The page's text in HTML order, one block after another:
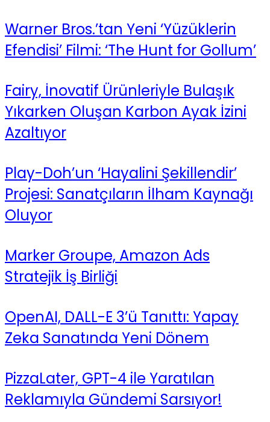
Warner Bros.’tan Yeni ‘Yüzüklerin
Efendisi’ Filmi: ‘The Hunt for Gollum’
Fairy, İnovatif Ürünleriyle Bulaşık
Yıkarken Oluşan Karbon Ayak İzini
Azaltıyor
Play-Doh’un ‘Hayalini Şekillendir’
Projesi: Sanatçıların İlham Kaynağı
Oluyor
Marker Groupe, Amazon Ads
Stratejik İş Birliği
OpenAI, DALL-E 3’ü Tanıttı: Yapay
Zeka Sanatında Yeni Dönem
PizzaLater, GPT-4 ile Yaratılan
Reklamıyla Gündemi Sarsıyor!